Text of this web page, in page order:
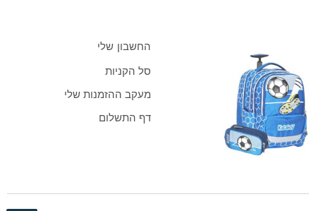
החשבון שלי
סל הקניות
מעקב ההזמנות שלי
דף התשלום